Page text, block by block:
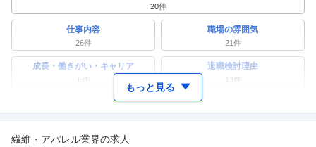
20件
仕事内容
26件
職場の雰囲気
21件
成長・働きがい・キャリア
6件
退職検討理由
13件
ワークライフバランス 女性の活躍・働きやすさ
副業
もっと見る
繊維・アパレル業界の求人